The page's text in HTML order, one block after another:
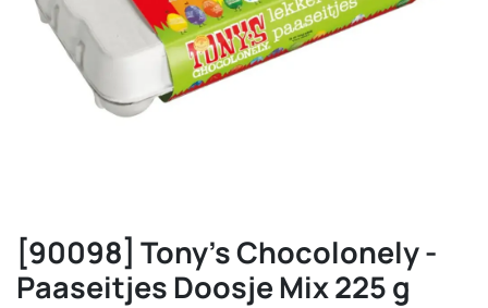
[90098] Tony's Chocolonely -
Paaseitjes Doosje Mix 225 g